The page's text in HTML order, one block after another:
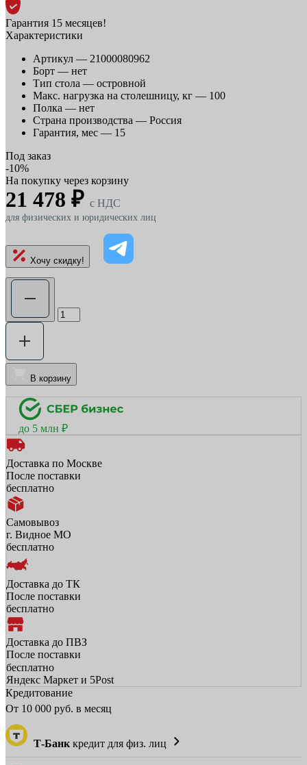
Гарантия 15 месяцев!
Характеристики
Артикул — 21000080962
Борт — нет
Тип стола — островной
Макс. нагрузка на столешницу, кг — 100
Полка — нет
Страна производства — Россия
Гарантия, мес — 15
Под заказ
-10%
На покупку через корзину
21 478 ₽ c НДС
для физических и юридических лиц
Хочу скидку!
В корзину
до 5 млн ₽
Доставка по Москве
После поставки
бесплатно
Самовывоз
г. Видное МО
бесплатно
Доставка до ТК
После поставки
бесплатно
Доставка до ПВЗ
После поставки
бесплатно
Яндекс Маркет и 5Post
Кредитование
От 10 000 руб. в месяц
Т-Банк кредит для физ. лиц